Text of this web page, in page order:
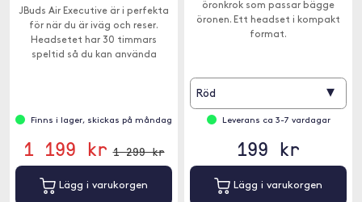
JBuds Air Executive är i perfekta
för när du är iväg och reser.
Headsetet har 30 timmars
speltid så du kan använda
Finns i lager, skickas på måndag
1 199 kr 1 299 kr
Lägg i varukorgen
öronkrok som passar bägge
öronen. Ett headset i kompakt
format.
Röd ▾
Leverans ca 3-7 vardagar
199 kr
Lägg i varukorgen